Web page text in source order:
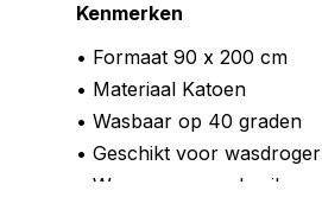
Kenmerken
• Formaat 90 x 200 cm
• Materiaal Katoen
• Wasbaar op 40 graden
• Geschikt voor wasdroger
• Wassen voor gebruik